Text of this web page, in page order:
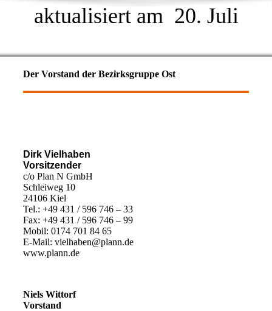
aktualisiert am 20. Juli
Der Vorstand der Bezirksgruppe Ost
Dirk Vielhaben
Vorsitzender
c/o Plan N GmbH
Schleiweg 10
24106 Kiel
Tel.: +49 431 / 596 746 – 33
Fax: +49 431 / 596 746 – 99
Mobil: 0174 701 84 65
E-Mail: vielhaben@plann.de
www.plann.de
Niels Wittorf
Vorstand